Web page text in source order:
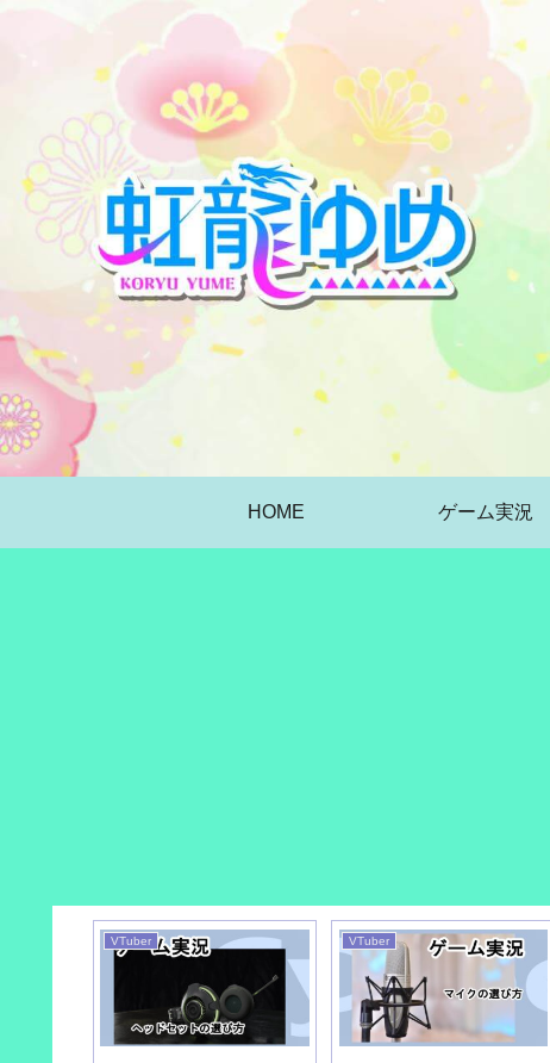
HOME ゲーム実況
VTuber VTuber